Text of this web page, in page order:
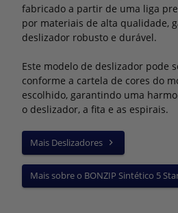
fabricado a partir de uma liga
por materiais de alta qualidade,
deslizador robusto e durável.
Este modelo de deslizador pode
conforme a cartela de cores do
escolhido, garantindo uma
o deslizador, a fita e as espirais.
Mais Deslizadores
Mais sobre o BONZIP Sintético 5
pesquisa foi usado, qual link foi
usado.
Política de privacidade do Google
Política de privacidade do Doubleclick
Política de privacidade do Doubleclick
DoubleClick /doubleclick.net/Sessão
Usado para verificar se o navegador
cookies.
user-lists
Google Ads/google.com/Sessão
visitante em websites.
Política de privacidade do Google Ads